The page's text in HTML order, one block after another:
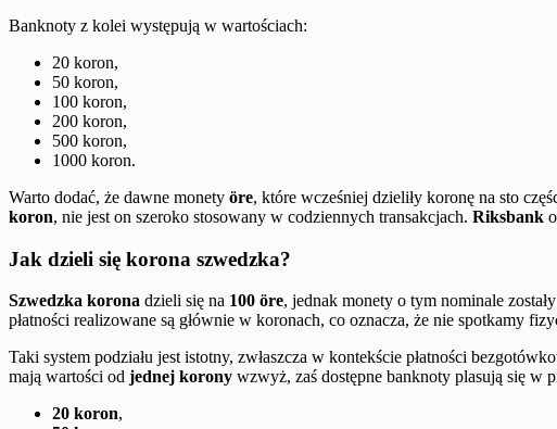
Banknoty z kolei występują w wartościach:
20 koron,
50 koron,
100 koron,
200 koron,
500 koron,
1000 koron.
Warto dodać, że dawne monety öre, które wcześniej dzieliły koronę na sto
koron, nie jest on szeroko stosowany w codziennych transakcjach. Riksbank
Jak dzieli się korona szwedzka?
Szwedzka korona dzieli się na 100 öre, jednak monety o tym nominale
płatności realizowane są głównie w koronach, co oznacza, że nie spotkamy
Taki system podziału jest istotny, zwłaszcza w kontekście płatności
mają wartości od jednej korony wzwyż, zaś dostępne banknoty plasują się w
20 koron,